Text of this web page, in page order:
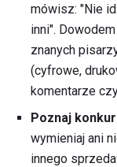
mówisz: "Nie
inni".
znanych
(cyfrowe,
komentarze
Poznaj
wymieniaj ani
innego